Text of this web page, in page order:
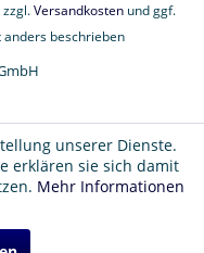
Versandkosten und ggf.
beschrieben
unserer Dienste.
erklären sie sich damit
Mehr Informationen